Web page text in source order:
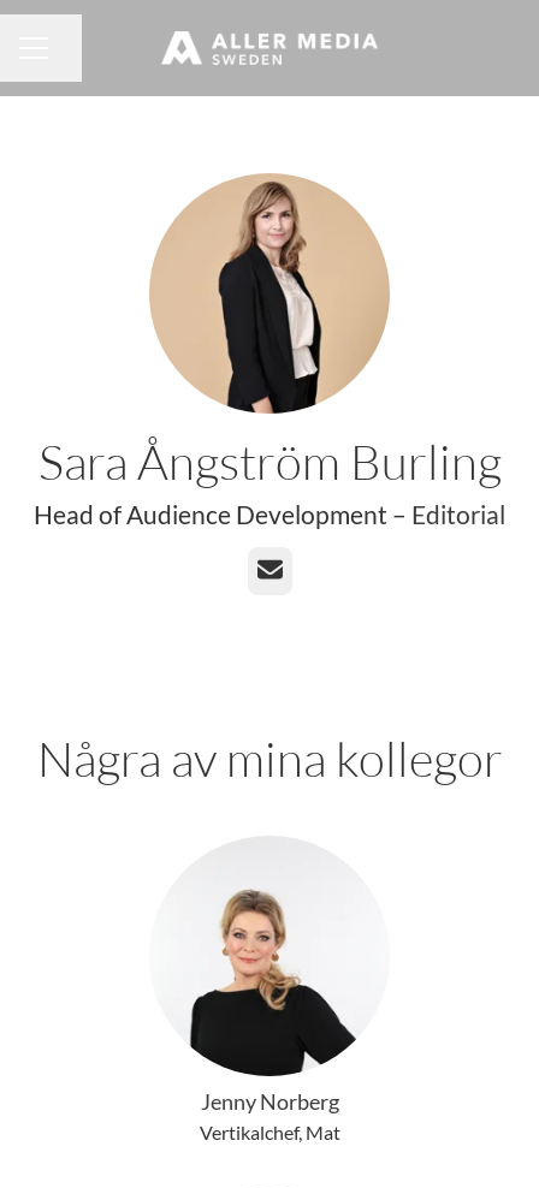
Sara Ångström Burling
Head of Audience Development – Editorial
E-post
Några av mina kollegor
Jenny Norberg
Vertikalchef, Mat